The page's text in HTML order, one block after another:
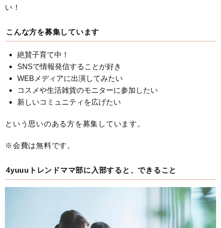
い！
こんな方を募集しています
絶賛子育て中！
SNSで情報発信することが好き
WEBメディアに出演してみたい
コスメや生活雑貨のモニターに参加したい
新しいコミュニティを広げたい
という思いのある方を募集しています。
※会費は無料です。
4yuuuトレンドママ部に入部すると、できること